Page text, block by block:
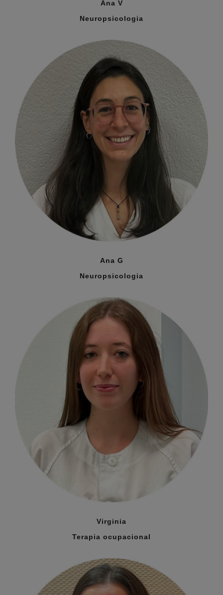
Ana V
Neuropsicologia
Ana G
Neuropsicologia
Virginia
Terapia ocupacional